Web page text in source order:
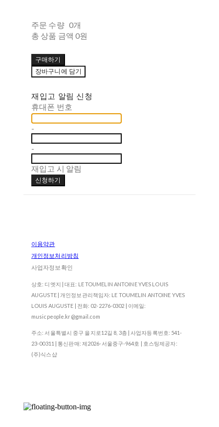
주문 수량 0개
총 상품 금액 0원
구매하기
장바구니에 담기
재입고 알림 신청
휴대폰 번호
-
-
재입고 시 알림
신청하기
이용약관
개인정보처리방침
사업자정보확인
상호: 디엣지 | 대표: LE TOUMELIN ANTOINE YVES LOUIS
AUGUSTE | 개인정보관리책임자: LE TOUMELIN ANTOINE YVES
LOUIS AUGUSTE | 전화: 02-2276-0302 | 이메일:
musicpeople.kr@gmail.com
주소: 서울특별시 중구 을지로12길 8, 3층 | 사업자등록번호: 541-
23-00311 | 통신판매: 제2026-서울중구-964호 | 호스팅제공자:
(주)식스샵